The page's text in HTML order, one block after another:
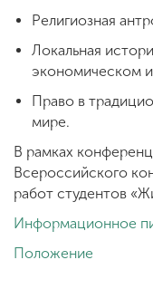
Религиозная
Локальная
экономическом
Право в
мире.
В рамках
Всероссийского
работ студентов
Информационное
Положение